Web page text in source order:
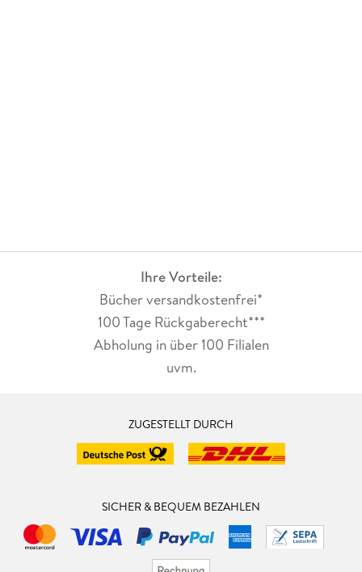
Ihre Vorteile:
Bücher versandkostenfrei*
100 Tage Rückgaberecht***
Abholung in über 100 Filialen
uvm.
ZUGESTELLT DURCH
SICHER & BEQUEM BEZAHLEN